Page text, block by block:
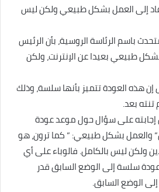
عاد إلى العمل بشكل طبيعي ولكن ليس
باسم الرئاسة الروسية، بأن الرئيس
طبيعي بعيدا عن الإنترنت، ولكن
هذه العودة تتميز بأنها سلسة، وذلك
بعد.
على سؤال حول موعد عودة
والعمل بشكل طبيعي: ” كما ترون، هو
ولكن ليس بالكامل. فالوباء على أي
سلسة إلى الوضع السابق قدر
إلى الوضع السابق.